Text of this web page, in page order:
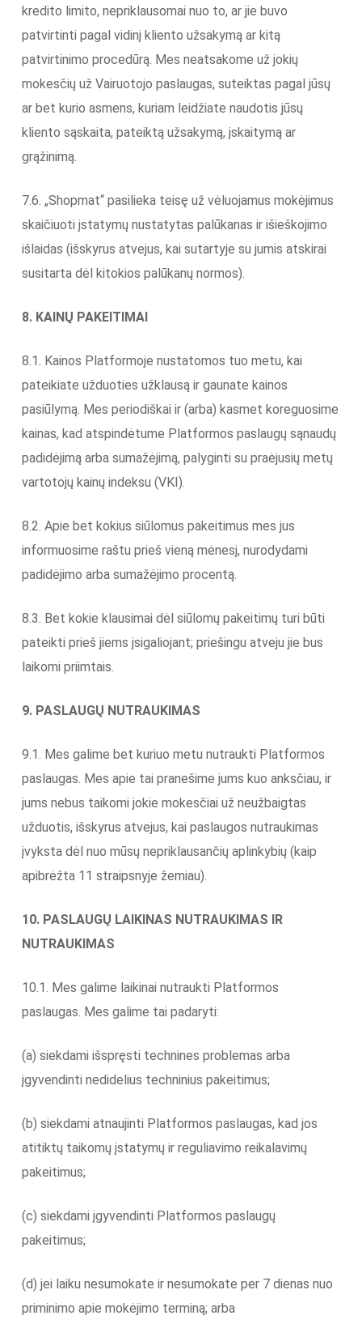
kredito limito, nepriklausomai nuo to, ar jie buvo
patvirtinti pagal vidinį kliento užsakymą ar kitą
patvirtinimo procedūrą. Mes neatsakome už jokių
mokesčių už Vairuotojo paslaugas, suteiktas pagal jūsų
ar bet kurio asmens, kuriam leidžiate naudotis jūsų
kliento sąskaita, pateiktą užsakymą, įskaitymą ar
grąžinimą.
7.6. „Shopmat“ pasilieka teisę už vėluojamus mokėjimus
skaičiuoti įstatymų nustatytas palūkanas ir išieškojimo
išlaidas (išskyrus atvejus, kai sutartyje su jumis atskirai
susitarta dėl kitokios palūkanų normos).
8. KAINŲ PAKEITIMAI
8.1. Kainos Platformoje nustatomos tuo metu, kai
pateikiate užduoties užklausą ir gaunate kainos
pasiūlymą. Mes periodiškai ir (arba) kasmet koreguosime
kainas, kad atspindėtume Platformos paslaugų sąnaudų
padidėjimą arba sumažėjimą, palyginti su praėjusių metų
vartotojų kainų indeksu (VKI).
8.2. Apie bet kokius siūlomus pakeitimus mes jus
informuosime raštu prieš vieną mėnesį, nurodydami
padidėjimo arba sumažėjimo procentą.
8.3. Bet kokie klausimai dėl siūlomų pakeitimų turi būti
pateikti prieš jiems įsigaliojant; priešingu atveju jie bus
laikomi priimtais.
9. PASLAUGŲ NUTRAUKIMAS
9.1. Mes galime bet kuriuo metu nutraukti Platformos
paslaugas. Mes apie tai pranešime jums kuo anksčiau, ir
jums nebus taikomi jokie mokesčiai už neužbaigtas
užduotis, išskyrus atvejus, kai paslaugos nutraukimas
įvyksta dėl nuo mūsų nepriklausančių aplinkybių (kaip
apibrėžta 11 straipsnyje žemiau).
10. PASLAUGŲ LAIKINAS NUTRAUKIMAS IR
NUTRAUKIMAS
10.1. Mes galime laikinai nutraukti Platformos
paslaugas. Mes galime tai padaryti:
(a) siekdami išspręsti technines problemas arba
įgyvendinti nedidelius techninius pakeitimus;
(b) siekdami atnaujinti Platformos paslaugas, kad jos
atitiktų taikomų įstatymų ir reguliavimo reikalavimų
pakeitimus;
(c) siekdami įgyvendinti Platformos paslaugų
pakeitimus;
(d) jei laiku nesumokate ir nesumokate per 7 dienas nuo
priminimo apie mokėjimo terminą; arba